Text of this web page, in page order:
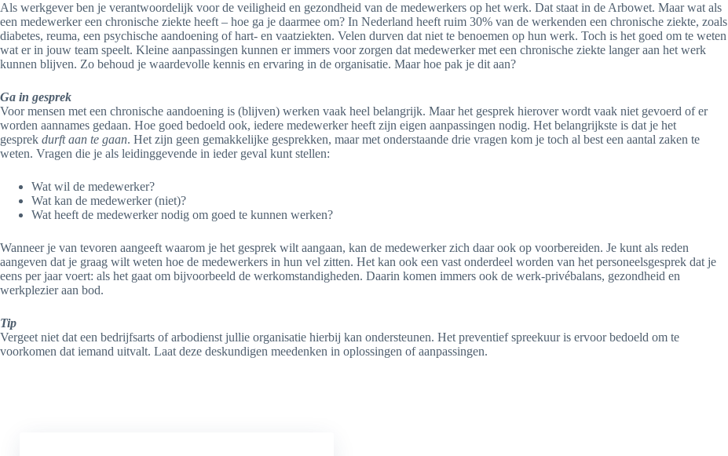
Als werkgever ben je verantwoordelijk voor de veiligheid en gezondheid van de medewerkers op het werk. Dat staat in de Arbowet. Maar wat als
een medewerker een chronische ziekte heeft – hoe ga je daarmee om? In Nederland heeft ruim 30% van de werkenden een chronische ziekte, zoals
diabetes, reuma, een psychische aandoening of hart- en vaatziekten. Velen durven dat niet te benoemen op hun werk. Toch is het goed om te weten
wat er in jouw team speelt. Kleine aanpassingen kunnen er immers voor zorgen dat medewerker met een chronische ziekte langer aan het werk
kunnen blijven. Zo behoud je waardevolle kennis en ervaring in de organisatie. Maar hoe pak je dit aan?
Ga in gesprek
Voor mensen met een chronische aandoening is (blijven) werken vaak heel belangrijk. Maar het gesprek hierover wordt vaak niet gevoerd of er
worden aannames gedaan. Hoe goed bedoeld ook, iedere medewerker heeft zijn eigen aanpassingen nodig. Het belangrijkste is dat je het
gesprek durft aan te gaan. Het zijn geen gemakkelijke gesprekken, maar met onderstaande drie vragen kom je toch al best een aantal zaken te
weten. Vragen die je als leidinggevende in ieder geval kunt stellen:
Wat wil de medewerker?
Wat kan de medewerker (niet)?
Wat heeft de medewerker nodig om goed te kunnen werken?
Wanneer je van tevoren aangeeft waarom je het gesprek wilt aangaan, kan de medewerker zich daar ook op voorbereiden. Je kunt als reden
aangeven dat je graag wilt weten hoe de medewerkers in hun vel zitten. Het kan ook een vast onderdeel worden van het personeelsgesprek dat je
eens per jaar voert: als het gaat om bijvoorbeeld de werkomstandigheden. Daarin komen immers ook de werk-privébalans, gezondheid en
werkplezier aan bod.
Tip
Vergeet niet dat een bedrijfsarts of arbodienst jullie organisatie hierbij kan ondersteunen. Het preventief spreekuur is ervoor bedoeld om te
voorkomen dat iemand uitvalt. Laat deze deskundigen meedenken in oplossingen of aanpassingen.